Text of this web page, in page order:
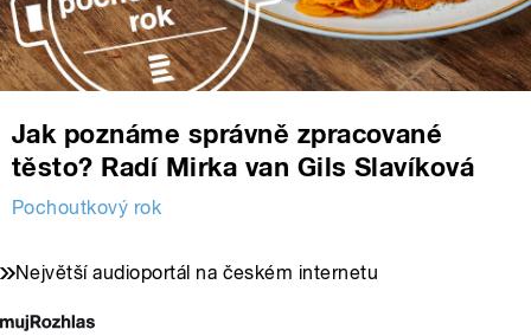
Jak poznáme správně zpracované
těsto? Radí Mirka van Gils Slavíková
Pochoutkový rok
Největší audioportál na českém internetu